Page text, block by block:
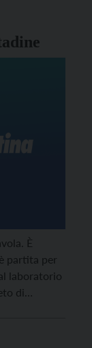
È
partita per
laboratorio
di